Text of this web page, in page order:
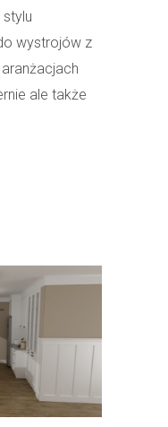
wystrojów z
ale także